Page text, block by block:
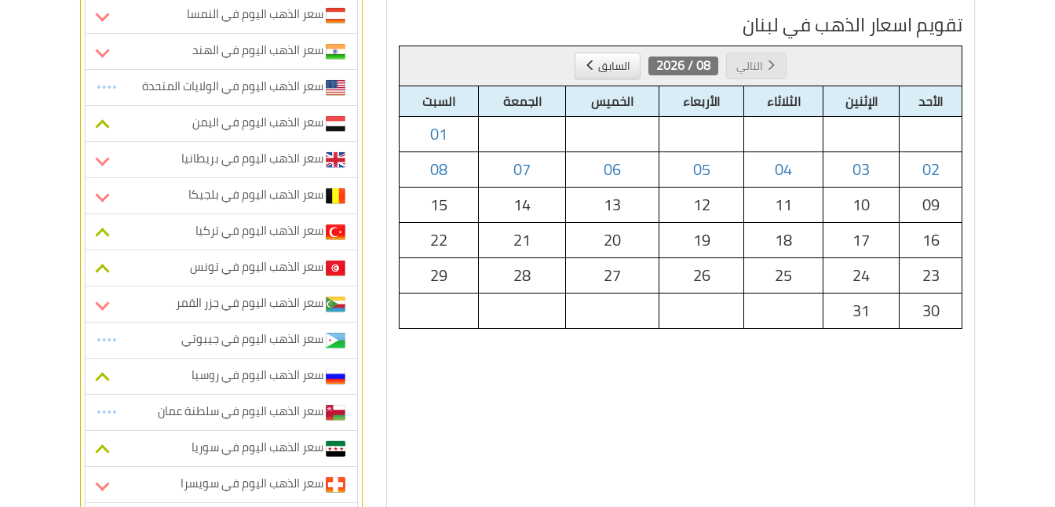
تقويم اسعار الذهب في لبنان
التالي 08 / 2026 السابق
الأحد الإثنين الثلاثاء الأربعاء الخميس الجمعة السبت
01
02
03
04
05
06
07
08
09
10
11
12
13
14
15
16
17
18
19
20
21
22
23
24
25
26
27
28
29
30
31
سعر الذهب اليوم في النمسا
سعر الذهب اليوم في الهند
سعر الذهب اليوم في الولايات المتحدة
سعر الذهب اليوم في اليمن
سعر الذهب اليوم في بريطانيا
سعر الذهب اليوم في بلجيكا
سعر الذهب اليوم في تركيا
سعر الذهب اليوم في تونس
سعر الذهب اليوم في جزر القمر
سعر الذهب اليوم في جيبوتي
سعر الذهب اليوم في روسيا
سعر الذهب اليوم في سلطنة عمان
سعر الذهب اليوم في سوريا
سعر الذهب اليوم في سويسرا